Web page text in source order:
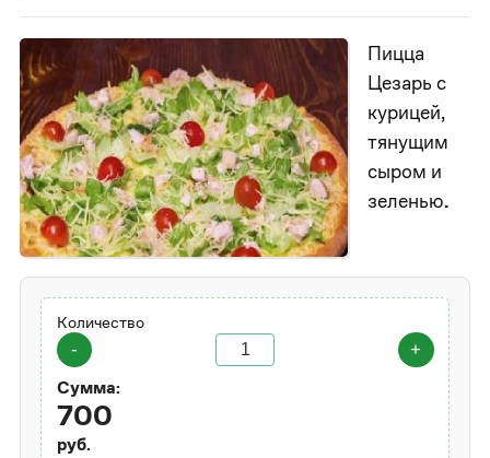
Пицца
Цезарь с
курицей,
тянущим
сыром и
зеленью.
Количество
-
+
Сумма:
700
руб.